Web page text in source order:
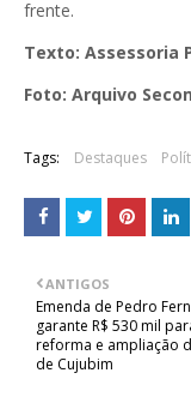
frente.
Texto: Assessoria
Foto: Arquivo
Tags: Destaques
ANTIGOS
Emenda de Pedro
garante R$ 530 mil
reforma e ampliação
de Cujubim